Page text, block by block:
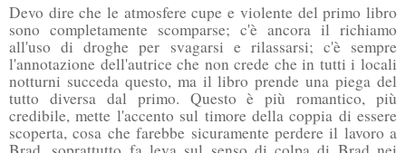
Devo dire che le atmosfere cupe e violente del primo libro
sono completamente scomparse; c'è ancora il richiamo
all'uso di droghe per svagarsi e rilassarsi; c'è sempre
l'annotazione dell'autrice che non crede che in tutti i locali
notturni succeda questo, ma il libro prende una piega del
tutto diversa dal primo. Questo è più romantico, più
credibile, mette l'accento sul timore della coppia di essere
scoperta, cosa che farebbe sicuramente perdere il lavoro a